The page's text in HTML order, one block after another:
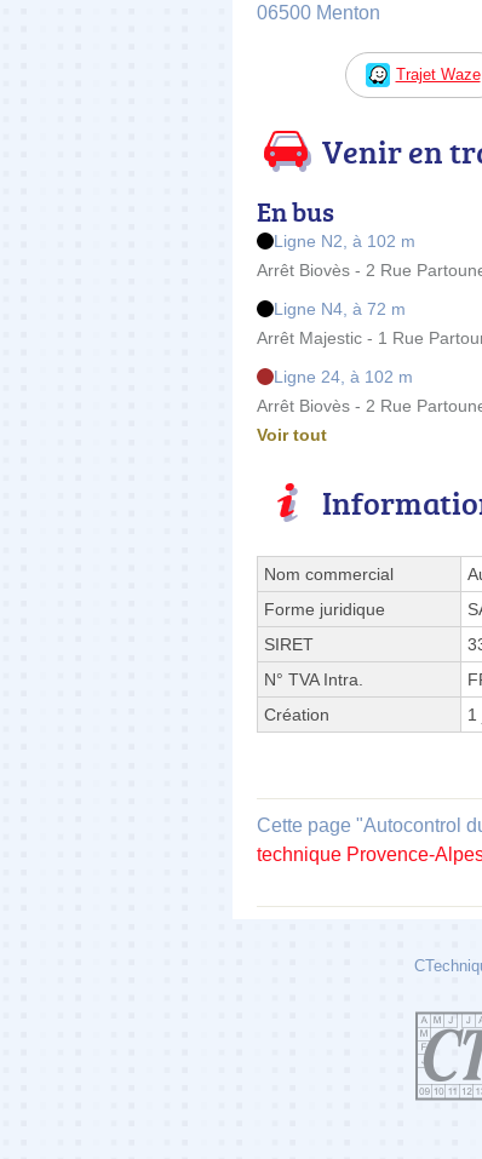
06500 Menton
Trajet Waze
Venir en
En bus
Ligne N2, à 102 m
Arrêt Biovès - 2 Rue
Ligne N4, à 72 m
Arrêt Majestic - 1 Rue
Ligne 24, à 102 m
Arrêt Biovès - 2 Rue
Voir tout
Nom commercial
Forme juridique
SIRET
N° TVA Intra.
Création
1
Cette page "Autocontrol
technique Provence-